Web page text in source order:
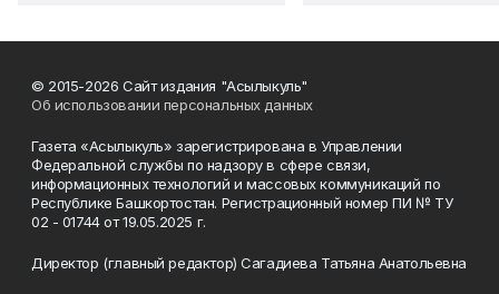
© 2015-2026 Сайт издания "Асылыкуль"
Об использовании персональных данных
Газета «Асылыкуль» зарегистрирована в Управлении
Федеральной службы по надзору в сфере связи,
информационных технологий и массовых коммуникаций по
Республике Башкортостан. Регистрационный номер ПИ № ТУ
02 - 01744 от 19.05.2025 г.
Директор (главный редактор) Сагадиева Татьяна Анатольевна